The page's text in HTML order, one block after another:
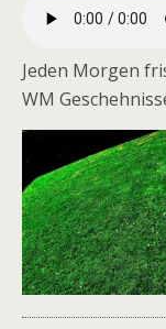
Jeden Morgen
WM